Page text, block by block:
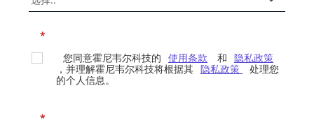
*
您同意霍尼韦尔科技的 使用条款 和 隐私政策
，并理解霍尼韦尔科技将根据其 隐私政策
处理您
的个人信息。
*